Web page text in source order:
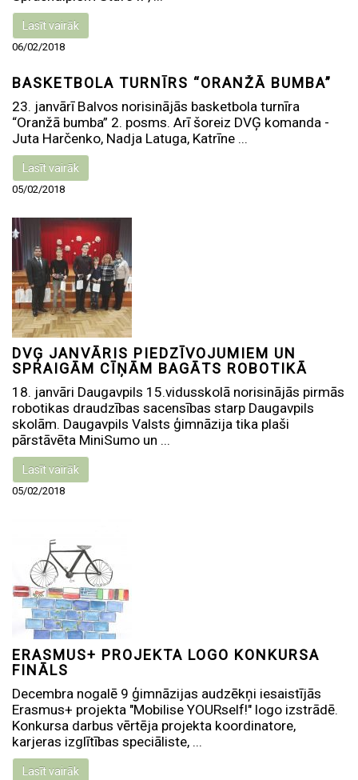
Lasīt vairāk
06/02/2018
BASKETBOLA TURNĪRS “ORANŽĀ BUMBA”
23. janvārī Balvos norisinājās basketbola turnīra
“Oranžā bumba” 2. posms. Arī šoreiz DVĢ komanda -
Juta Harčenko, Nadja Latuga, Katrīne ...
Lasīt vairāk
05/02/2018
DVĢ JANVĀRIS PIEDZĪVOJUMIEM UN
SPRAIGĀM CĪŅĀM BAGĀTS ROBOTIKĀ
18. janvāri Daugavpils 15.vidusskolā norisinājās pirmās
robotikas draudzības sacensības starp Daugavpils
skolām. Daugavpils Valsts ģimnāzija tika plaši
pārstāvēta MiniSumo un ...
Lasīt vairāk
05/02/2018
ERASMUS+ PROJEKTA LOGO KONKURSA
FINĀLS
Decembra nogalē 9 ģimnāzijas audzēkņi iesaistījās
Erasmus+ projekta "Mobilise YOURself!" logo izstrādē.
Konkursa darbus vērtēja projekta koordinatore,
karjeras izglītības speciāliste, ...
Lasīt vairāk